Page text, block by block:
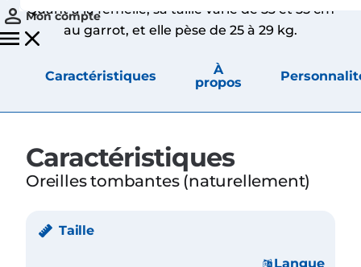
Mon compte
Langue
Quant à la femelle, sa taille varie de 53 et 55 cm
au garrot, et elle pèse de 25 à 29 kg.
Caractéristiques
À
propos
Caractéristiques
Oreilles tombantes (naturellement)
Taille